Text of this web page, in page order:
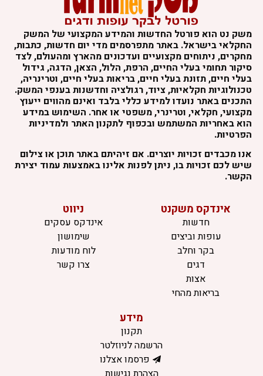
משק נט הוא פורטל החדשות והמידע המקצועי של המשק
החקלאי בישראל. באתר מתפרסמים מדי יום חדשות, כתבות,
מחקרים, ניתוחים מקצועיים ועדכונים מהארץ ומהעולם, לצד
סיקור תחומי בעלי החיים, הרפת, הלול, הצאן, הדגה, גידול
בעלי חיים, תזונת בעלי חיים, בריאות בעלי חיים, וטרינריה,
טכנולוגיות חקלאיות, ציוד, רגולציה וחדשנות בענפי המשק.
התכנים באתר נועדו למידע כללי בלבד ואינם מהווים ייעוץ
מקצועי, חקלאי, וטרינרי, משפטי או אחר. השימוש במידע
הוא באחריות המשתמש ובכפוף לתקנון האתר ולמדיניות
הפרטיות.
אנו מכבדים זכויות יוצרים. אם זיהיתם באתר תוכן או צילום
שיש לכם זכויות בו, ניתן לפנות אלינו באמצעות עמוד יצירת
הקשר.
אינדקס משקנט
חדשות
עופות וביצים
בקר וחלב
דגים
אצות
בריאות מהחי
ניווט
אינדקס עסקים
שימושון
לוח מודעות
צרו קשר
מידע
תקנון
הרשמה לניוזלטר
פרסמו אצלנו